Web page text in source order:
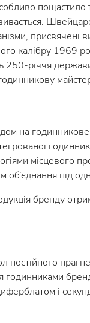
калібру 1969
річчя
на
об’єднання під
бренду
годинниками
і